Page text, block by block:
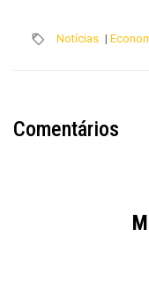
Notícias |
Comentários